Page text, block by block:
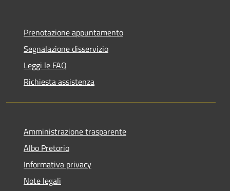
Prenotazione appuntamento
Segnalazione disservizio
Leggi le FAQ
Richiesta assistenza
Amministrazione trasparente
Albo Pretorio
Informativa privacy
Note legali